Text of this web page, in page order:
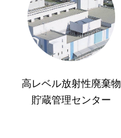
高レベル放射性廃棄物
貯蔵管理センター